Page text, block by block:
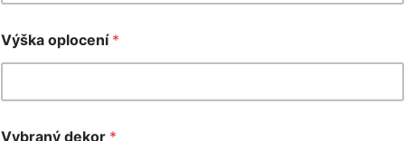
Výška oplocení *
Vybraný dekor *